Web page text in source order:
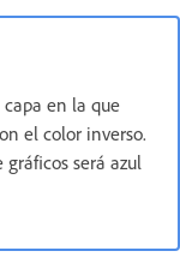
en la que
el color inverso.
será azul